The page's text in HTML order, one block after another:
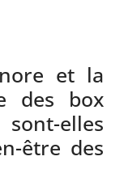
et la
des box
elles
être des